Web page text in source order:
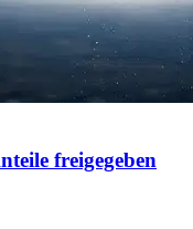
freigegeben